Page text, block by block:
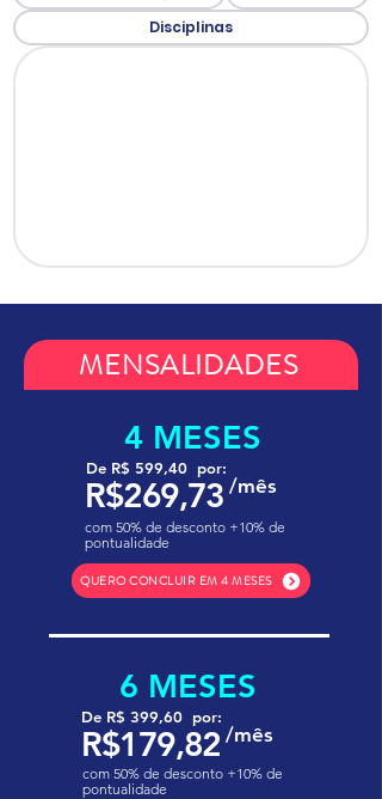
Disciplinas
MENSALIDADES
4 MESES
De R$ 599,40 por:
R$269,73 /mês
com 50% de desconto +10% de
pontualidade
QUERO CONCLUIR EM 4 MESES
6 MESES
De R$ 399,60 por:
R$179,82 /mês
com 50% de desconto +10% de
pontualidade